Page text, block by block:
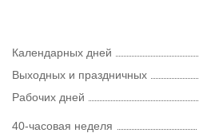
Календарных дней
Выходных и праздничных
Рабочих дней
40-часовая неделя